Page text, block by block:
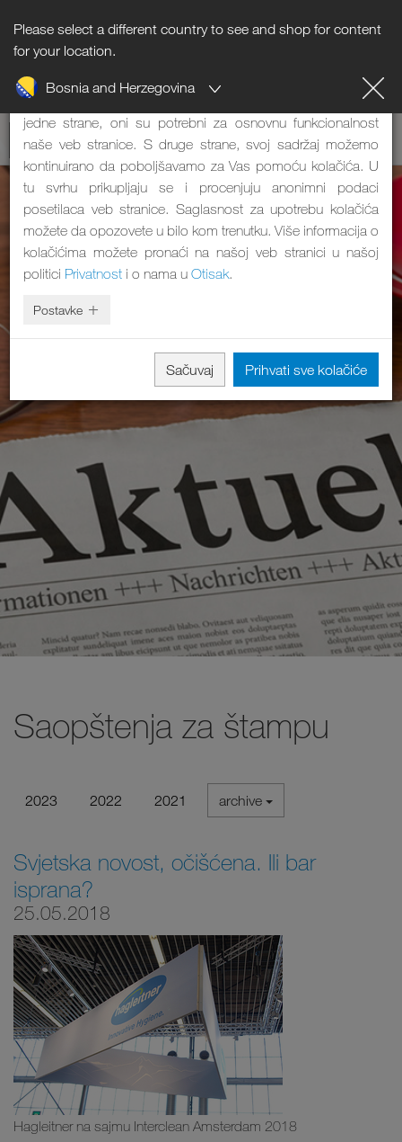
Please select a different country to see and shop for content
for your location.
Bosnia and Herzegovina
Saopštenja za štampu
2023 2022 2021 archive
Svjetska novost, očišćena. Ili bar
isprana?
25.05.2018
Hagleitner na sajmu Interclean Amsterdam 2018
Napomena o kolačićima
Naša veb stranica koristi kolačiće. Oni imaju dve funkcije: S
jedne strane, oni su potrebni za osnovnu funkcionalnost
naše veb stranice. S druge strane, svoj sadržaj možemo
kontinuirano da poboljšavamo za Vas pomoću kolačića. U
tu svrhu prikupljaju se i procenjuju anonimni podaci
posetilaca veb stranice. Saglasnost za upotrebu kolačića
možete da opozovete u bilo kom trenutku. Više informacija o
kolačićima možete pronaći na našoj veb stranici u našoj
politici Privatnost i o nama u Otisak.
Postavke
Sačuvaj Prihvati sve kolačiće